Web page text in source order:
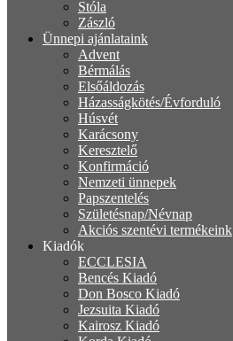
Stóla
Zászló
Ünnepi ajánlataink
Advent
Bérmálás
Elsőáldozás
Házasságkötés/Évforduló
Húsvét
Karácsony
Keresztelő
Konfirmáció
Nemzeti ünnepek
Papszentelés
Születésnap/Névnap
Akciós szentévi termékeink
Kiadók
ECCLESIA
Bencés Kiadó
Don Bosco Kiadó
Jezsuita Kiadó
Kairosz Kiadó